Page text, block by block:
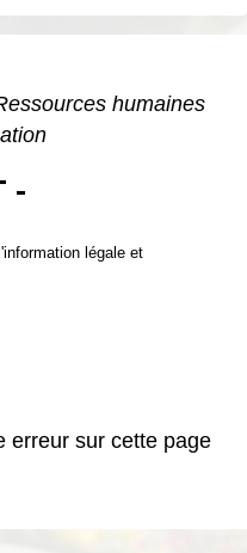
humaines
-
légale et
erreur sur cette page